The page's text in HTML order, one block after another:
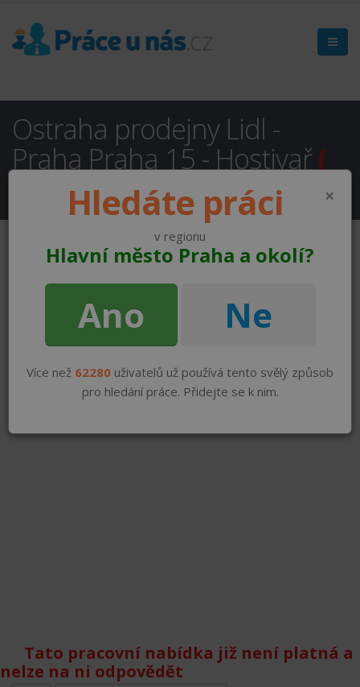
Ostraha prodejny Lidl -
Praha Praha 15 - Hostivař(
NEAKTUÁLNÍ )
Tato pracovní nabídka již není platná a
nelze na ni odpovědět
×
Hledáte práci
v regionu
Hlavní město Praha a okolí?
Ano Ne
Více než 62280 uživatelů už používá tento svělý způsob
pro hledání práce. Přidejte se k nim.